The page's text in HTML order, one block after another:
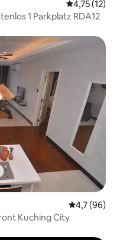
4,75 (12)
1 Parkplatz RDA12
4,7 (96)
Kuching City